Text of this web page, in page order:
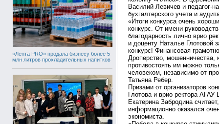
«Лента PRO» продала бизнесу более 5
млн литров прохладительных напитков
Василий Левичев и педагог-
бухгалтерского учета и
«Итоги конкурса очень
конкурс. От имени
благодарность лично врио
и доценту Наталье Глотовой
конкурс! Финансовая
Дроперство, мошенничества,
противостоять им можно
человеком, независимо от
Татьяна Ребер.
Призами от организаторов
Глотова и врио ректора
Екатерина Забродина
информационно оказался
экономиста.